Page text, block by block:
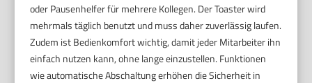
oder Pausenhelfer für mehrere Kollegen. Der Toaster wird
mehrmals täglich benutzt und muss daher zuverlässig laufen.
Zudem ist Bedienkomfort wichtig, damit jeder Mitarbeiter ihn
einfach nutzen kann, ohne lange einzustellen. Funktionen
wie automatische Abschaltung erhöhen die Sicherheit in